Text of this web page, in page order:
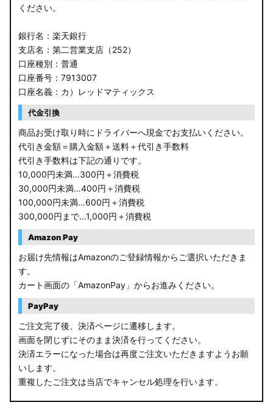
ください。
銀行名：楽天銀行
支店名：第二営業支店（252）
口座種別：普通
口座番号：7913007
口座名義：カ）レッドマティックス
代金引換
商品お受け取り時にドライバーへ現金でお支払いください。
代引き金額＝購入金額＋送料＋代引き手数料
代引き手数料は下記の通りです。
10,000円未満…300円＋消費税
30,000円未満…400円＋消費税
100,000円未満…600円＋消費税
300,000円まで…1,000円＋消費税
Amazon Pay
お届け先情報はAmazonのご登録情報からご選択いただきま
す。
カート画面の「AmazonPay」からお進みください。
PayPay
ご注文完了後、決済ページに遷移します。
画面を閉じずにそのまま決済を行ってください。
決済エラーになった場合は再度ご注文いただきますようお願
いします。
重複したご注文は当店でキャンセル処理を行います。